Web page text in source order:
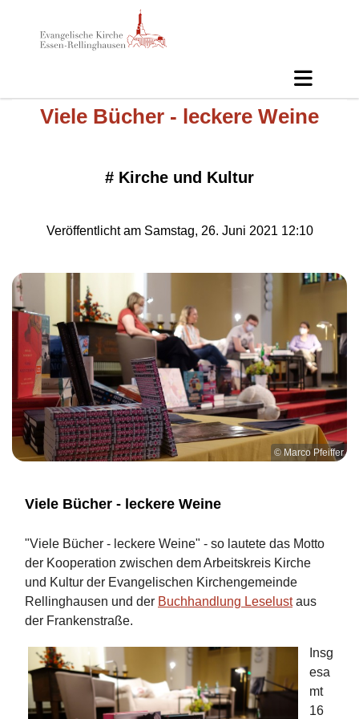
Viele Bücher - leckere Weine
# Kirche und Kultur
Veröffentlicht am Samstag, 26. Juni 2021 12:10
© Marco Pfeiffer
Viele Bücher - leckere Weine
"Viele Bücher - leckere Weine" - so lautete das Motto
der Kooperation zwischen dem Arbeitskreis Kirche
und Kultur der Evangelischen Kirchengemeinde
Rellinghausen und der Buchhandlung Leselustaus
der Frankenstraße.
Insg
esa
mt
16